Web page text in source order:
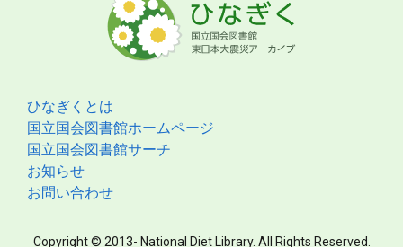
ひなぎくとは
国立国会図書館ホームページ
国立国会図書館サーチ
お知らせ
お問い合わせ
Copyright © 2013- National Diet Library. All Rights Reserved.